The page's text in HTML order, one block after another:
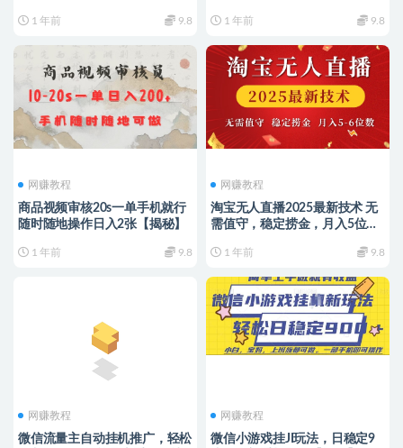
教程）
1 年前 9.8 1 年前 9.8
网赚教程
商品视频审核20s一单手机就行
随时随地操作日入2张【揭秘】
1 年前 9.8
网赚教程
淘宝无人直播2025最新技术 无
需值守，稳定捞金，月入5位数
1 年前 9.8
网赚教程
微信流量主自动挂机推广，轻松
网赚教程
微信小游戏挂JI玩法，日稳定9